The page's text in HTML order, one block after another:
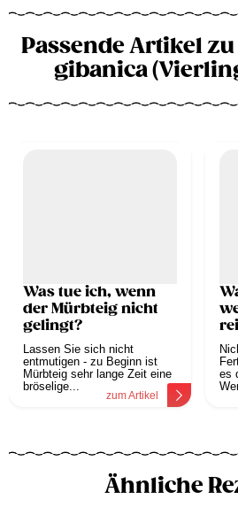
Passende Artikel
gibanica
Was tue ich, wenn
der Mürbteig nicht
gelingt?
Lassen Sie sich nicht
entmutigen - zu Beginn ist
Mürbteig sehr lange Zeit eine
bröselige...
zum Artikel
es
Ähnliche